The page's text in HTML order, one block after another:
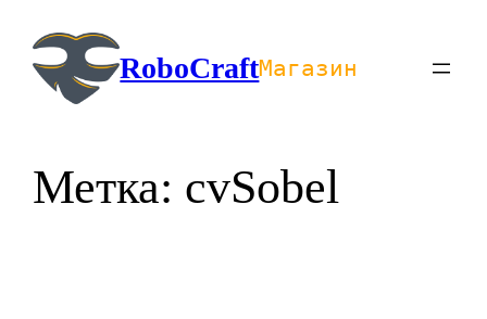
содержимомуRoboCraftМагазин
Метка: cvSobel